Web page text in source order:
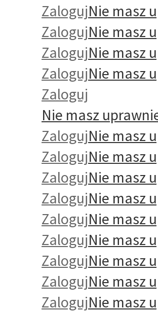
ZalogujNie masz
ZalogujNie masz
ZalogujNie masz
ZalogujNie masz
Zaloguj
Nie masz
ZalogujNie masz
ZalogujNie masz
ZalogujNie masz
ZalogujNie masz
ZalogujNie masz
ZalogujNie masz
ZalogujNie masz
ZalogujNie masz
ZalogujNie masz